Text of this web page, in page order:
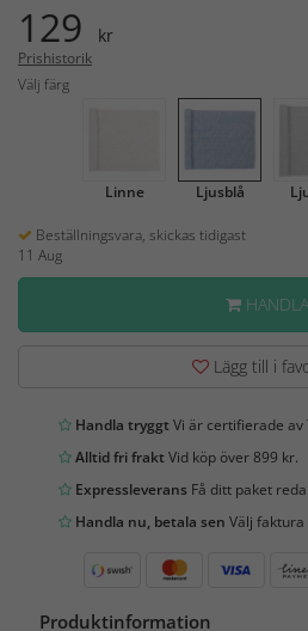
129 kr
Prishistorik
Välj färg
Linne Ljusblå
Beställningsvara, skickas tidigast
11 Aug
HANDLA
Lägg till i
Handla tryggtVi är certifierade av
Alltid fri fraktVid köp över 899 kr.
Expressleverans Få ditt paket
Handla nu, betala sen Välj faktura
Produktinformation